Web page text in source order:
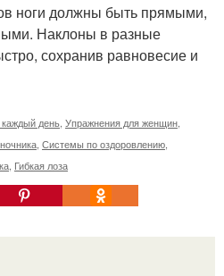
ноги должны быть прямыми,
Наклоны в разные
сохранив равновесие и
каждый день Упражнения для женщин
Системы по оздоровлению
Гибкая лоза